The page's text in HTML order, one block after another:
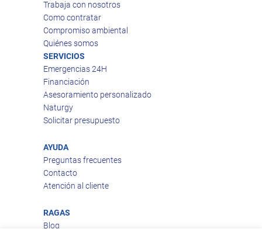
Trabaja con nosotros
Como contratar
Compromiso ambiental
Quiénes somos
SERVICIOS
Emergencias 24H
Financiación
Asesoramiento personalizado
Naturgy
Solicitar presupuesto
AYUDA
Preguntas frecuentes
Contacto
Atención al cliente
RAGAS
Blog